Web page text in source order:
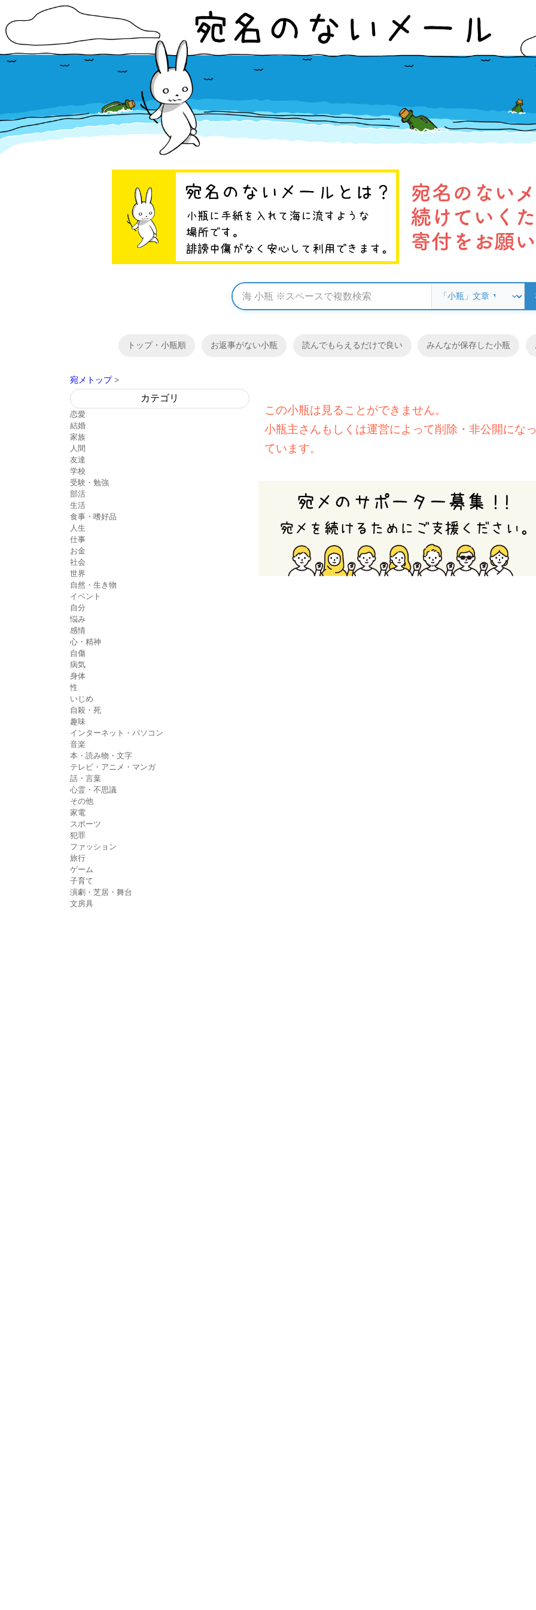
トップ・小瓶順 お返事がない小瓶 読んでもらえるだけで良い みんなが保存した小瓶
宛メトップ >
カテゴリ
恋愛
結婚
家族
人間
友達
学校
受験・勉強
部活
生活
食事・嗜好品
人生
仕事
お金
社会
世界
自然・生き物
イベント
自分
悩み
感情
心・精神
自傷
病気
身体
性
いじめ
自殺・死
趣味
インターネット・パソコン
音楽
本・読み物・文字
テレビ・アニメ・マンガ
話・言葉
心霊・不思議
その他
家電
スポーツ
犯罪
ファッション
旅行
ゲーム
子育て
演劇・芝居・舞台
文房具
この小瓶は見ることができません。
小瓶主さんもしくは運営によって削除・非公開にな
ています。